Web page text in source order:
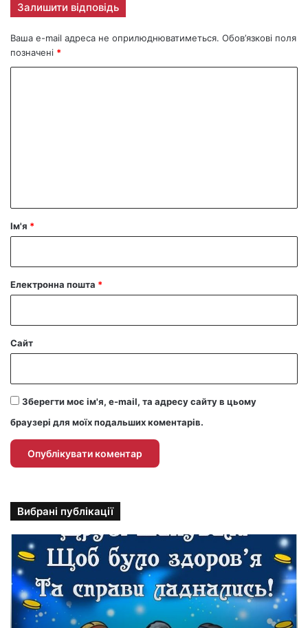
Залишити відповідь
Ваша e-mail адреса не оприлюднюватиметься. Обов’язкові поля
позначені *
рІм'я *
Електронна пошта *
Сайт
Зберегти моє ім'я, e-mail, та адресу сайту в цьому
браузері для моїх подальших коментарів.
Вибрані публікації
и
к
о